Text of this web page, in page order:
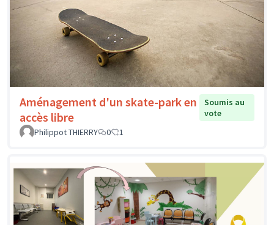
Aménagement d'un skate-park en
accès libre
Soumis au
vote
Philippot THIERRY
0 1